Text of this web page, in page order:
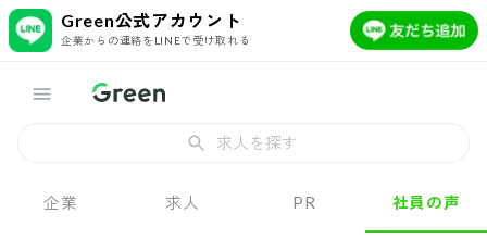
Green公式アカウント
企業からの連絡をLINEで受け取れる
求人を探す
企業 求人 PR 社員の声